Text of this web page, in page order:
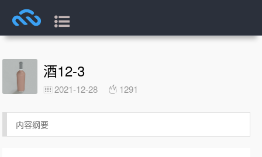
酒12-3
2021-12-28 1291
内容纲要